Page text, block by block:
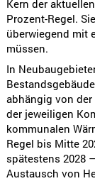
Kern der
Prozent-Regel.
überwiegend mit
müssen.
In
abhängig von
der jeweiligen
kommunalen
Regel bis Mitte
spätestens 2028
Austausch von